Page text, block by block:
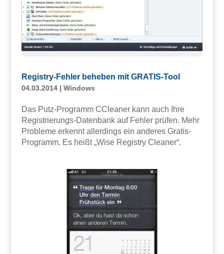
Registry-Fehler beheben mit GRATIS-Tool
04.03.2014| Windows
Das Putz-Programm CCleaner kann auch Ihre
Registrierungs-Datenbank auf Fehler prüfen. Mehr
Probleme erkennt allerdings ein anderes Gratis-
Programm. Es heißt „Wise Registry Cleaner“.